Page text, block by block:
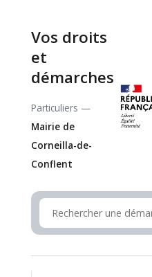
Vos droits
et
démarches
Particuliers —
Mairie de
Corneilla-de-
Conflent